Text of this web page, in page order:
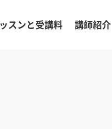
ッスンと受講料 講師紹介